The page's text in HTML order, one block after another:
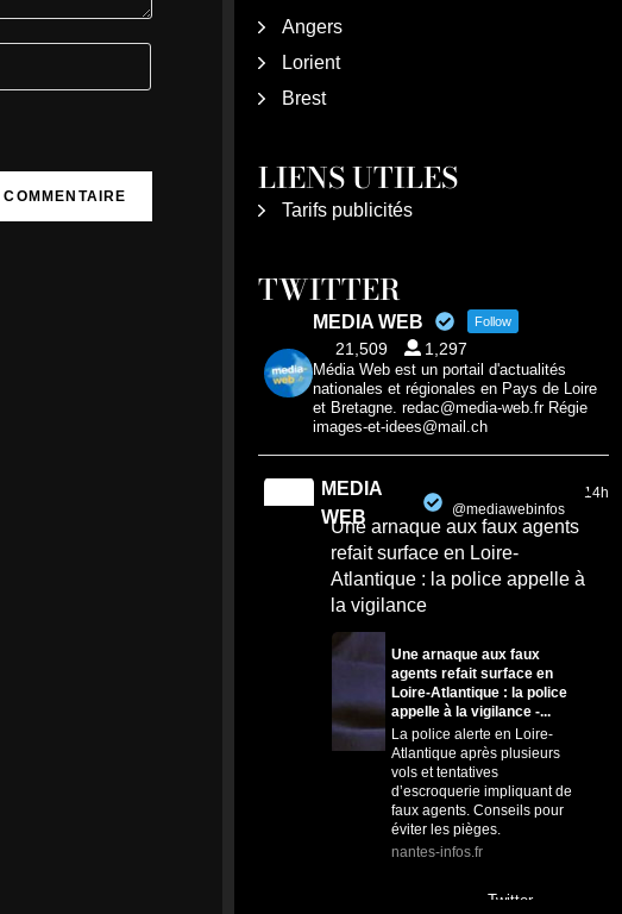
Angers
Lorient
Brest
LIENS UTILES
Tarifs publicités
TWITTER
MEDIA WEB Follow
21,509 1,297
Média Web est un portail d'actualités
nationales et régionales en Pays de Loire
et Bretagne. redac@media-web.fr Régie
images-et-idees@mail.ch
MEDIA
WEB
@mediawebinfos
14h
Une arnaque aux faux agents
refait surface en Loire-
Atlantique : la police appelle à
la vigilance
Une arnaque aux faux
agents refait surface en
Loire-Atlantique : la police
appelle à la vigilance -...
La police alerte en Loire-
Atlantique après plusieurs
vols et tentatives
d’escroquerie impliquant de
faux agents. Conseils pour
éviter les pièges.
nantes-infos.fr
Twitter